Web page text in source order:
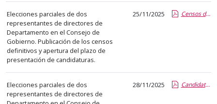
en
la
última
columna
el
enlace
abre
un
Elecciones parciales de dos
representantes de directores de
Departamento en el Consejo de
Gobierno. Publicación de los censos
definitivos y apertura del plazo de
presentación de candidaturas.
25/11/2025 Censos definitivos y candidaturas elecciones CG 2025_2.pdf.pdf
Elecciones parciales de dos
representantes de directores de
28/11/2025 Candidaturas provisionales elecciones CG 2025.pdf.pdf